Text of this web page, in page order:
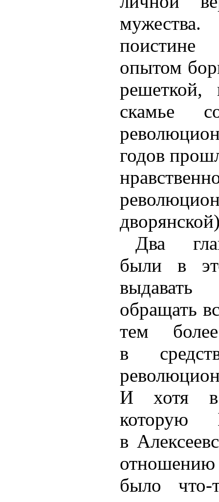
опытом
решеткой,
скамье
годов
Два
были в
обращать
тем
в
И хотя в
которую
в
было что-